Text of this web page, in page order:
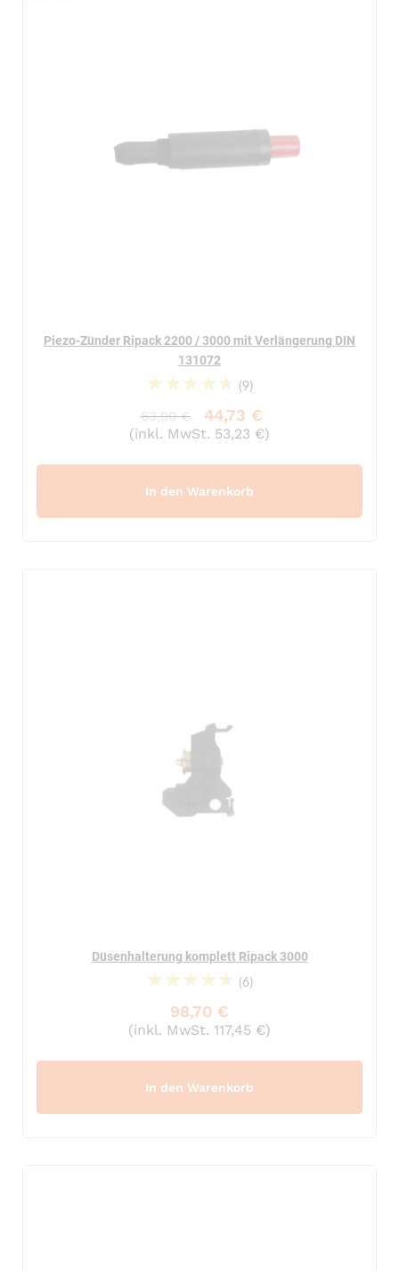
Piezo-Zünder Ripack 2200 / 3000 mit Verlängerung DIN
131072
95%
(9)
63,90 € 44,73 €
(inkl. MwSt. 53,23 €)
In den Warenkorb
Düsenhalterung komplett Ripack 3000
96%
(6)
98,70 €
(inkl. MwSt. 117,45 €)
In den Warenkorb